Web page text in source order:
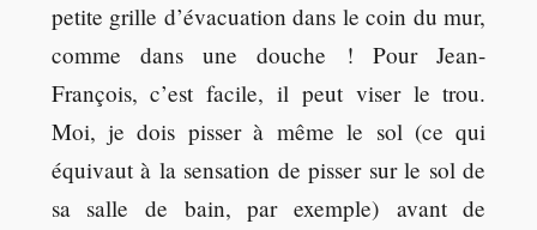
petite grille d’évacuation dans le coin du mur,
comme dans une douche ! Pour Jean-
François, c’est facile, il peut viser le trou.
Moi, je dois pisser à même le sol (ce qui
équivaut à la sensation de pisser sur le sol de
sa salle de bain, par exemple) avant de